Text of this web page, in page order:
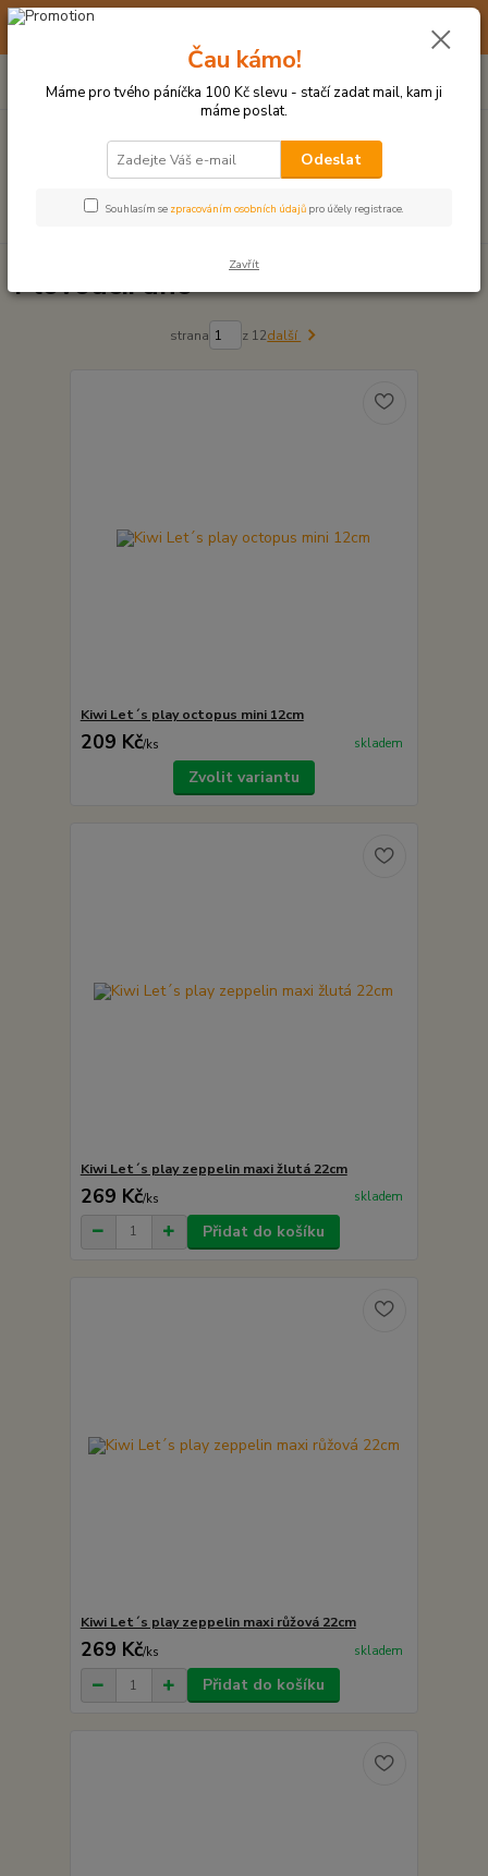
☀️ 10. - 14. SRPNA 2026 MÁME DOVOLENOU ☀️ OBJEDNÁVKY
Hledat
po–pá: 9–17 hod.
za0 Kč
Plovoucí: ano
strana z 12další
Kiwi Let´s play octopus mini 12cm
209 Kč/ks skladem
Zvolit variantu
Kiwi Let´s play zeppelin maxi žlutá 22cm
269 Kč/ks skladem
Přidat do košíku
Kiwi Let´s play zeppelin maxi růžová 22cm
269 Kč/ks skladem
Přidat do košíku
Čau kámo!
Máme pro tvého páníčka 100 Kč slevu - stačí zadat mail, kam ji
máme poslat.
Odeslat
Souhlasím se zpracováním osobních údajů pro účely registrace.
Zavřít